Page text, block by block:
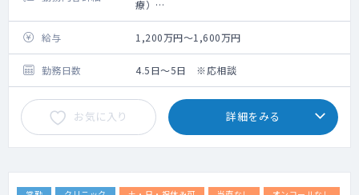
療）
■主な業務内容
・産業医業務
（職場巡視、衛生委員会出席、長時間労働面
談、企業への健康管理指導等）
・健診業務
（健診診察、結果判定・胸写心電図判定等、
再検査・精密検査の指示、）
・クリニック外来診療
・読影
給与 1,200万円～1,600万円
勤務日数 4.5日～5日 ※応相談
お気に入り 詳細をみる